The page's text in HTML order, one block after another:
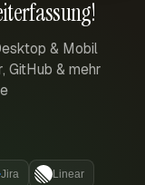
& Mobil
GitHub & mehr
Jira Linear